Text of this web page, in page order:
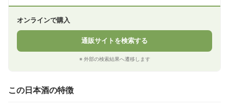
オンラインで購入
通販サイトを検索する
※ 外部の検索結果へ遷移します
この日本酒の特徴